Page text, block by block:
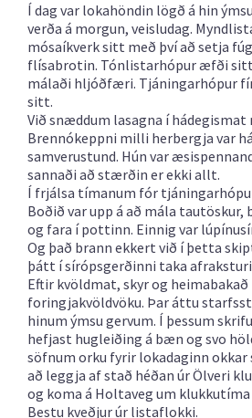
Í dag var lokahöndin lögð á hin
verða á morgun, veisludag.
mósaíkverk sitt með því að setja
flísabrotin. Tónlistarhópur æfði
málaði hljóðfæri. Tjáningarhópur
sitt.
Við snæddum lasagna í hádegismat
Brennókeppni milli herbergja var
samverustund. Hún var
sannaði að stærðin er ekki allt.
Í frjálsa tímanum fór
Boðið var upp á að mála tautöskur,
og fara í pottinn. Einnig var
Og það brann ekkert við í þetta
þátt í sírópsgerðinni taka
Eftir kvöldmat, skyr og heimabakað
foringjakvöldvöku. Þar áttu
hinum ýmsu gervum. Í þessum
hefjast hugleiðing á bæn og svo
söfnum orku fyrir lokadaginn okkar
að leggja af stað héðan úr Ölveri
og koma á Holtaveg um klukkutíma
Bestu kveðjur úr listaflokki.